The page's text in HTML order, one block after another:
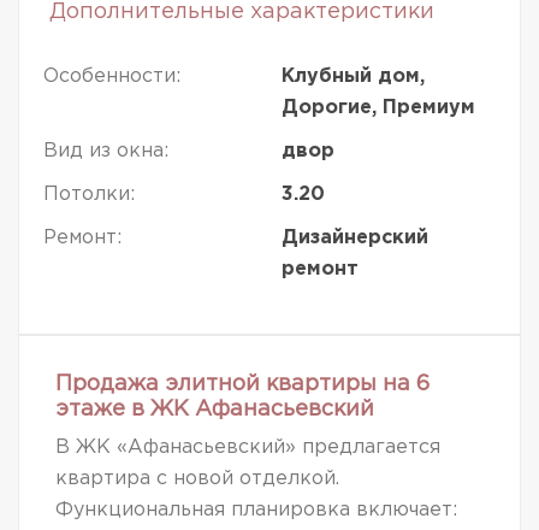
Дополнительные характеристики
Особенности:
Клубный дом,
Дорогие, Премиум
Вид из окна: двор
Потолки: 3.20
Ремонт:
Дизайнерский
ремонт
Продажа элитной квартиры на 6
этаже в ЖК Афанасьевский
В ЖК «Афанасьевский» предлагается
квартира с новой отделкой.
Функциональная планировка включает: